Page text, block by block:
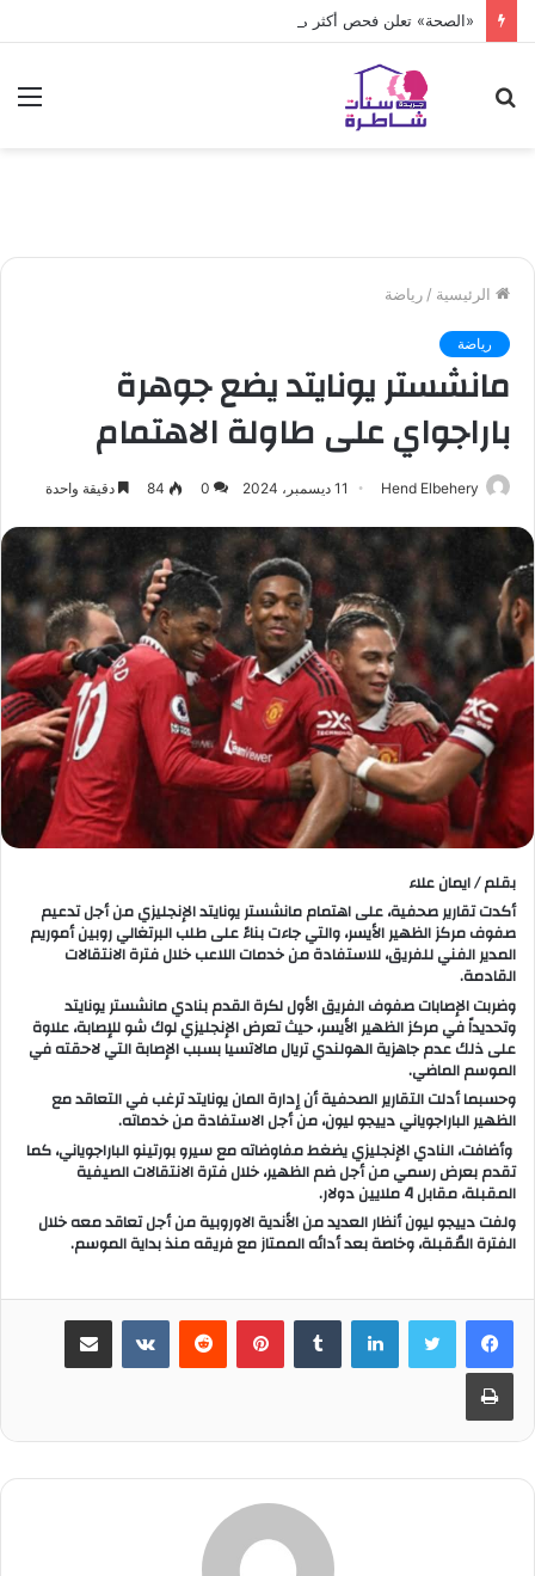
«الصحة» تعلن فحص أكثر من 10 ملايين طفل
الرئيسية / رياضة
رياضة
مانشستر يونايتد يضع جوهرة
باراجواي على طاولة الاهتمام
Hend Elbehery 11 ديسمبر، 2024 0
84 دقيقة واحدة
بقلم / ايمان علاء
أكدت تقارير صحفية، على اهتمام مانشستر يونايتد الإنجليزي من أجل تدعيم
صفوف مركز الظهير الأيسر، والتي جاءت بناءً على طلب البرتغالي روبين أموريم
المدير الفني للفريق، للاستفادة من خدمات اللاعب خلال فترة الانتقالات
القادمة.
وضربت الإصابات صفوف الفريق الأول لكرة القدم بنادي مانشستر يونايتد
وتحديداً في مركز الظهير الأيسر، حيث تعرض الإنجليزي لوك شو للإصابة، علاوة
على ذلك عدم جاهزية الهولندي تريال مالاتسيا بسبب الإصابة التي لاحقته في
الموسم الماضي.
وحسبما أدلت التقارير الصحفية أن إدارة المان يونايتد ترغب في التعاقد مع
الظهير الباراجوياني دييجو ليون، من أجل الاستفادة من خدماته.
وأضافت، النادي الإنجليزي يضغط مفاوضاته مع سيرو بورتينو الباراجوياني، كما
تقدم بعرض رسمي من أجل ضم الظهير، خلال فترة الانتقالات الصيفية
المقبلة، مقابل 4 ملايين دولار.
ولفت دييجو ليون أنظار العديد من الأندية الاوروبية من أجل تعاقد معه خلال
الفترة المُقبلة، وخاصة بعد أدائه الممتاز مع فريقه منذ بداية الموسم.
لينكدإن بينتيريست